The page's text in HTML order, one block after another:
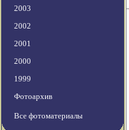
2003
2002
2001
2000
1999
Фотоархив
Все фотоматериалы